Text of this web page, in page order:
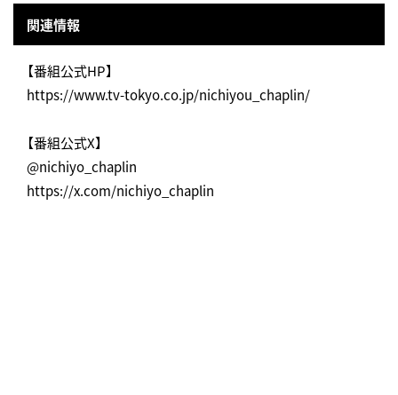
関連情報
【番組公式HP】
https://www.tv-tokyo.co.jp/nichiyou_chaplin/
【番組公式X】
@nichiyo_chaplin
https://x.com/nichiyo_chaplin